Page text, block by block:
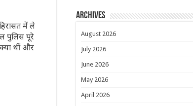
में ले
पुलिस पूरे
क्या थीं और
Archives
August 2026
July 2026
June 2026
May 2026
April 2026